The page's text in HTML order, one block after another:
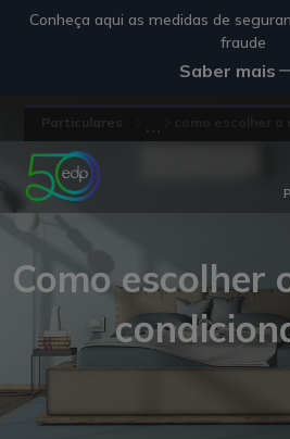
Conheça aqui as medidas de
fraude
Saber mais
Como escolher